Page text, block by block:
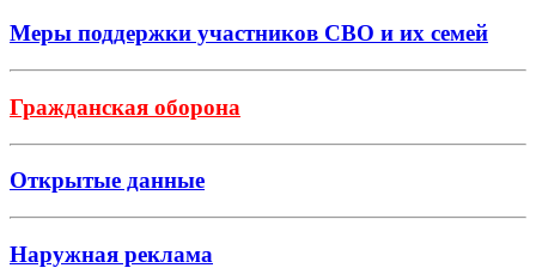
Меры поддержки участников СВО и их семей
Гражданская оборона
Открытые данные
Наружная реклама